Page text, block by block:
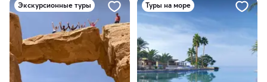
Экскурсионные туры Туры на море